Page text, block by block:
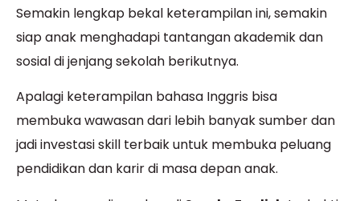
Semakin lengkap bekal keterampilan ini, semakin
siap anak menghadapi tantangan akademik dan
sosial di jenjang sekolah berikutnya.
Apalagi keterampilan bahasa Inggris bisa
membuka wawasan dari lebih banyak sumber dan
jadi investasi skill terbaik untuk membuka peluang
pendidikan dan karir di masa depan anak.